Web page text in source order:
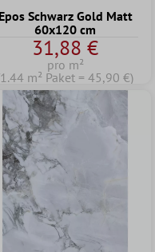
Epos Schwarz Gold Matt
60x120 cm
31,88 €
pro m²
m² Paket = 45,90 €)